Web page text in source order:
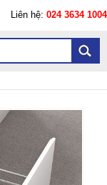
Liên hệ: 024 3634 1004